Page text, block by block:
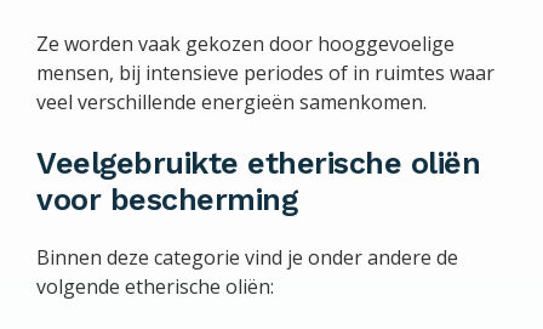
Ze worden vaak gekozen door hooggevoelige
mensen, bij intensieve periodes of in ruimtes waar
veel verschillende energieën samenkomen.
Veelgebruikte etherische oliën
voor bescherming
Binnen deze categorie vind je onder andere de
volgende etherische oliën: